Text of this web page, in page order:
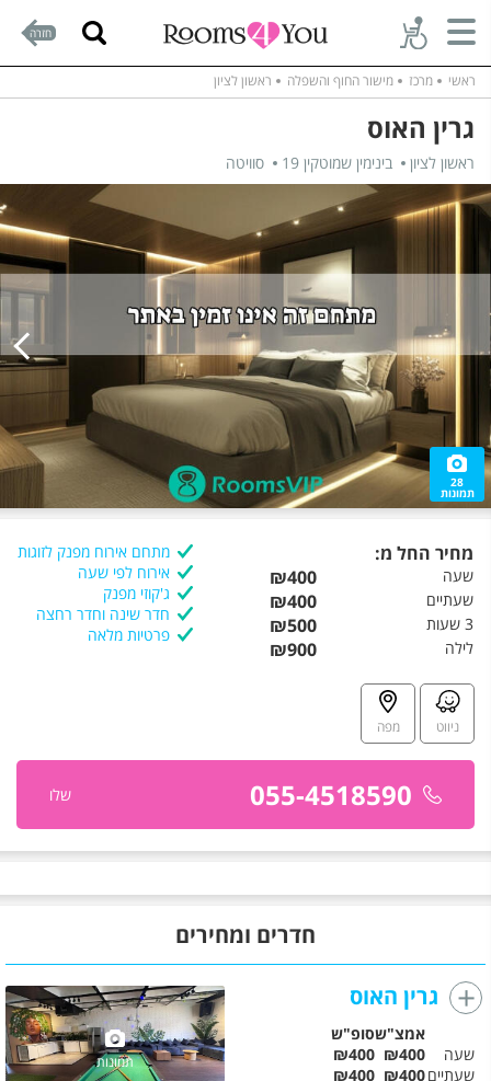
חזרה
ראשי מרכז מישור החוף והשפלה ראשון לציון
גרין האוס
ראשון לציון בינימין שמוטקין 19 סוויטה
28
תמונות
מחיר החל מ:
שעה ₪400
שעתיים ₪400
3 שעות ₪500
לילה ₪900
מתחם אירוח מפנק לזוגות
אירוח לפי שעה
ג'קוזי מפנק
חדר שינה וחדר רחצה
פרטיות מלאה
ניווט מפה
055-4518590 שלו
חדרים ומחירים
גרין האוס
תמונות
אמצ"שסופ"ש
שעה
₪400
₪400
שעתיים₪400
₪400